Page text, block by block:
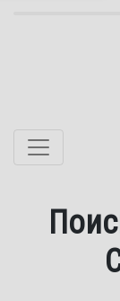
Перейти к